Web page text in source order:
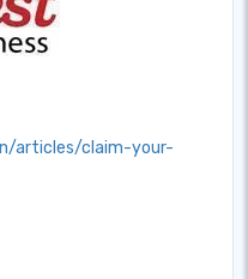
articles/claim-your-